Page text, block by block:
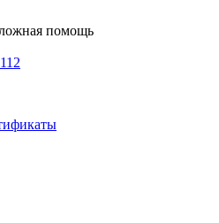
помощь